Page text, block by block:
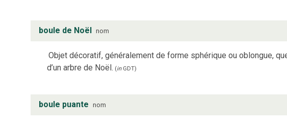
boule de Noël nom
Objet décoratif, généralement de forme sphérique ou oblongue,
d’un arbre de Noël. (inGDT)
boule puante nom